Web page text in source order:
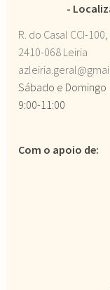
R. do Casal CCI-100,
2410-068 Leiria
Sábado e Domingo
9:00-11:00
Com o apoio de: